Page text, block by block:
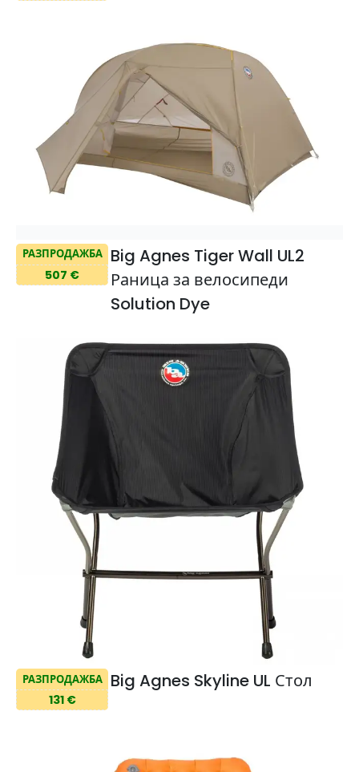
РАЗПРОДАЖБА
507 €
Big Agnes Tiger Wall UL2
Раница за велосипеди
Solution Dye
РАЗПРОДАЖБА
131 €
Big Agnes Skyline UL Стол